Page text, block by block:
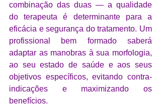
combinação das duas — a qualidade
do terapeuta é determinante para a
eficácia e segurança do tratamento. Um
profissional bem formado saberá
adaptar as manobras à sua morfologia,
ao seu estado de saúde e aos seus
objetivos específicos, evitando contra-
indicações e maximizando os
benefícios.